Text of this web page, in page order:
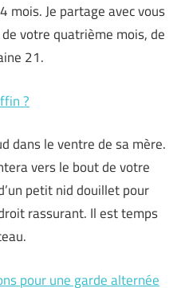
mois. Je partage avec vous
votre quatrième mois, de
21.
?
dans le ventre de sa mère.
vers le bout de votre
petit nid douillet pour
rassurant. Il est temps
pour une garde alternée